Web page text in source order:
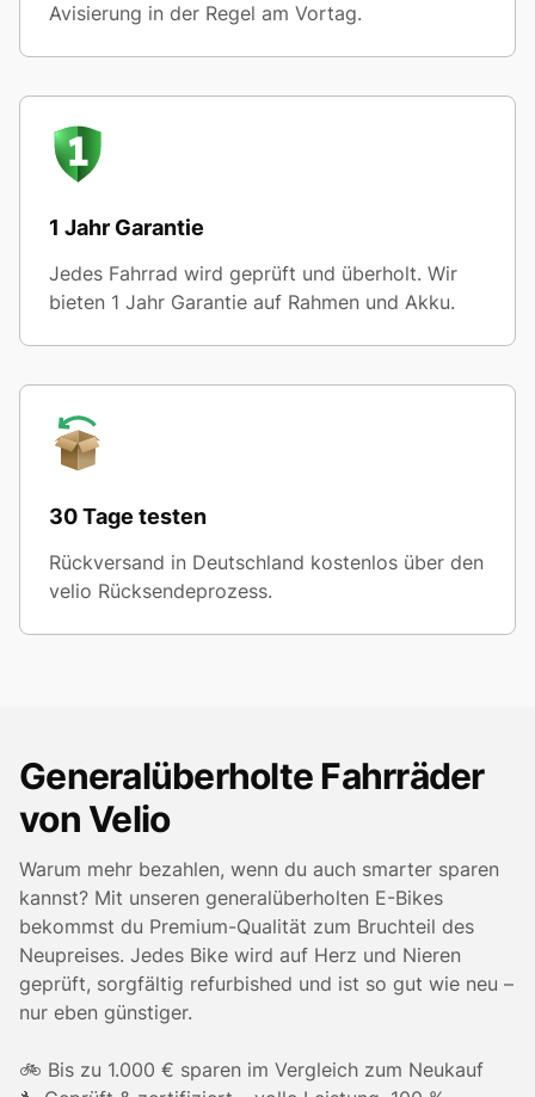
Avisierung in der Regel am Vortag.
1 Jahr Garantie
Jedes Fahrrad wird geprüft und überholt. Wir
bieten 1 Jahr Garantie auf Rahmen und Akku.
30 Tage testen
Rückversand in Deutschland kostenlos über den
velio Rücksendeprozess.
Generalüberholte Fahrräder
von Velio
Warum mehr bezahlen, wenn du auch smarter sparen
kannst? Mit unseren generalüberholten E-Bikes
bekommst du Premium-Qualität zum Bruchteil des
Neupreises. Jedes Bike wird auf Herz und Nieren
geprüft, sorgfältig refurbished und ist so gut wie neu –
nur eben günstiger.
🚲 Bis zu 1.000 € sparen im Vergleich zum Neukauf